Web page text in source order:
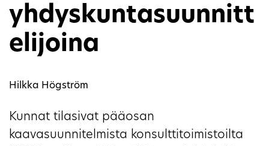
yhdyskuntasuunnitt
elijoina
Hilkka Högström
Kunnat tilasivat pääosan
kaavasuunnitelmista konsulttitoimistoilta